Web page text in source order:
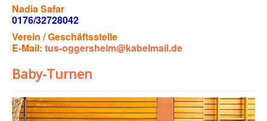
Nadia Safar
0176/32728042
Verein / Geschäftsstelle
E-Mail: tus-oggersheim@kabelmail.de
Baby-Turnen